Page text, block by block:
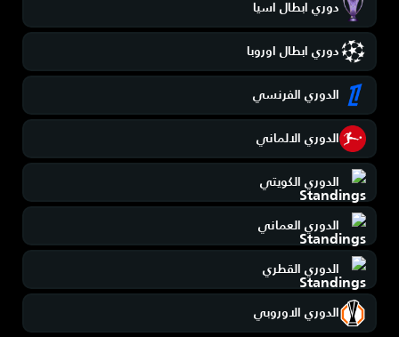
دوري ابطال اسيا
دوري ابطال اوروبا
الدوري الفرنسي
الدوري الالماني
الدوري الكويتي
الدوري العماني
الدوري القطري
الدوري الاوروبي